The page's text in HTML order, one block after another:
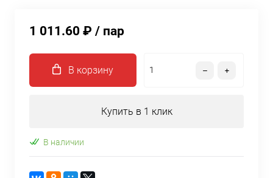
1 011.60 ₽ / пар
В корзину
Купить в 1 клик
В наличии